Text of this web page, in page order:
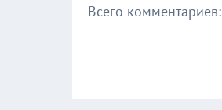
Всего комментариев: